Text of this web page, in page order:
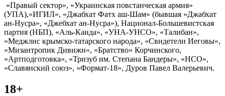
«Правый сектор», «Украинская повстанческая армия»
(УПА),«ИГИЛ», «Джабхат Фатх аш-Шам» (бывшая «Джабхат
ан-Нусра», «Джебхат ан-Нусра»), Национал-Большевистская
партия (НБП), «Аль-Каида», «УНА-УНСО», «Талибан»,
«Меджлис крымско-татарского народа», «Свидетели Иеговы»,
«Мизантропик Дивижн», «Братство» Корчинского,
«Артподготовка», «Тризуб им. Степана Бандеры», «НСО»,
«Славянский союз», «Формат-18», Дуров Павел Валерьевич.
18+